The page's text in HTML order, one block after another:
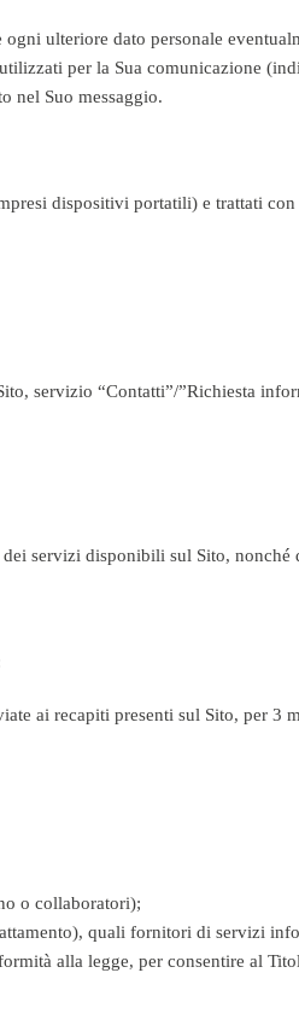
ulteriore dato personale
per la Sua comunicazione
nel Suo messaggio.
dispositivi portatili) e trattati
servizio “Contatti”/”Richiesta
servizi disponibili sul Sito, nonché
ai recapiti presenti sul Sito, per 3
o collaboratori);
quali fornitori di servizi
alla legge, per consentire al